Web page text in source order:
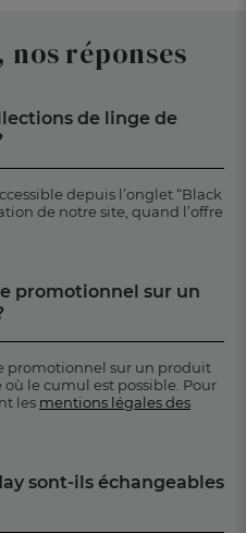
nos réponses
de linge de
depuis l’onglet “Black
de notre site, quand l’offre
promotionnel sur un
promotionnel sur un produit
le cumul est possible. Pour
les mentions légales des
sont-ils échangeables